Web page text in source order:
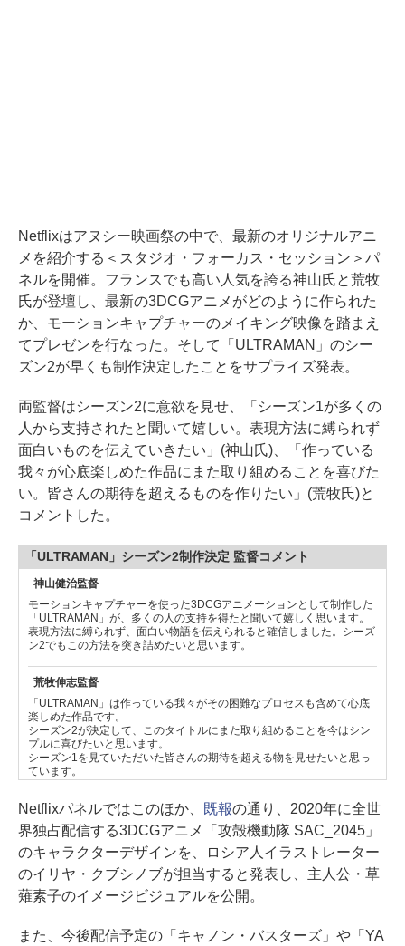
Netflixはアヌシー映画祭の中で、最新のオリジナルアニ
メを紹介する＜スタジオ・フォーカス・セッション＞パ
ネルを開催。フランスでも高い人気を誇る神山氏と荒牧
氏が登壇し、最新の3DCGアニメがどのように作られた
か、モーションキャプチャーのメイキング映像を踏まえ
てプレゼンを行なった。そして「ULTRAMAN」のシー
ズン2が早くも制作決定したことをサプライズ発表。
両監督はシーズン2に意欲を見せ、「シーズン1が多くの
人から支持されたと聞いて嬉しい。表現方法に縛られず
面白いものを伝えていきたい」(神山氏)、「作っている
我々が心底楽しめた作品にまた取り組めることを喜びた
い。皆さんの期待を超えるものを作りたい」(荒牧氏)と
コメントした。
「ULTRAMAN」シーズン2制作決定 監督コメント
神山健治監督
モーションキャプチャーを使った3DCGアニメーションとして制作した
「ULTRAMAN」が、多くの人の支持を得たと聞いて嬉しく思います。
表現方法に縛られず、面白い物語を伝えられると確信しました。シーズ
ン2でもこの方法を突き詰めたいと思います。
荒牧伸志監督
「ULTRAMAN」は作っている我々がその困難なプロセスも含めて心底
楽しめた作品です。
シーズン2が決定して、このタイトルにまた取り組めることを今はシン
プルに喜びたいと思います。
シーズン1を見ていただいた皆さんの期待を超える物を見せたいと思っ
ています。
Netflixパネルではこのほか、 既報の通り、2020年に全世
界独占配信する3DCGアニメ「攻殻機動隊 SAC_2045」
のキャラクターデザインを、ロシア人イラストレーター
のイリヤ・クブシノブが担当すると発表し、主人公・草
薙素子のイメージビジュアルを公開。
また、今後配信予定の「キャノン・バスターズ」や「YA